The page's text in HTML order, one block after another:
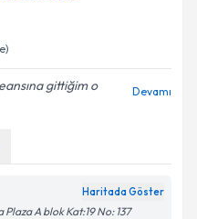
gittiğim o
Devamı
Haritada Göster
Plaza A blok Kat:19 No: 137